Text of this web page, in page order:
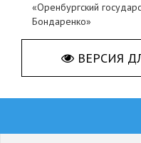
«Оренбургский
Бондаренко»
ВЕРСИЯ